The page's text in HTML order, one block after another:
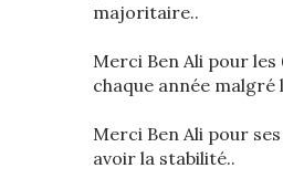
majoritaire..
Merci Ben Ali pour
chaque année
Merci Ben Ali pour
avoir la stabilité..